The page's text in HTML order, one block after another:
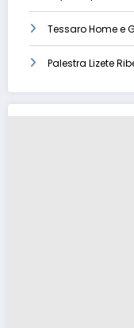
Tessaro Home e
Palestra Lizete